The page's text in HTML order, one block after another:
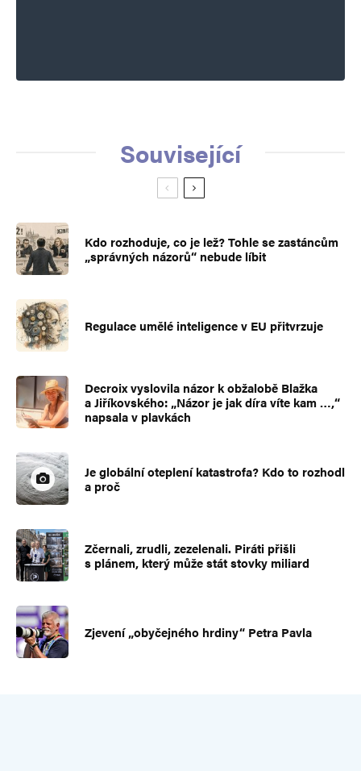
Související
Kdo rozhoduje, co je lež? Tohle se zastáncům
„správných názorů“ nebude líbit
Regulace umělé inteligence v EU přitvrzuje
Decroix vyslovila názor k obžalobě Blažka
a Jiříkovského: „Názor je jak díra víte kam …,“
napsala v plavkách
Je globální oteplení katastrofa? Kdo to rozhodl
a proč
Zčernali, zrudli, zezelenali. Piráti přišli
s plánem, který může stát stovky miliard
Zjevení „obyčejného hrdiny“ Petra Pavla